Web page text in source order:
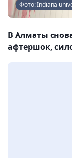
Фото: Indiana
В Алматы
афтершок,